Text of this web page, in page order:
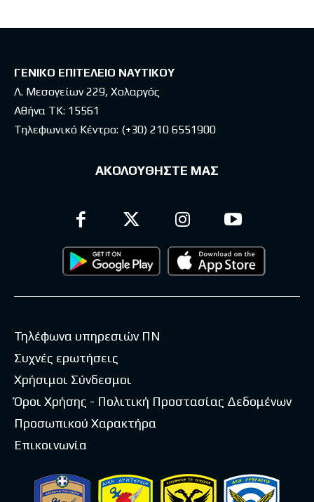
ΓΕΝΙΚΟ ΕΠΙΤΕΛΕΙΟ ΝΑΥΤΙΚΟΥ
Λ. Μεσογείων 229, Χολαργός
Αθήνα ΤΚ: 15561
Τηλεφωνικό Κέντρο: (+30) 210 6551900
ΑΚΟΛΟΥΘΗΣΤΕ ΜΑΣ
Τηλέφωνα υπηρεσιών ΠΝ
Συχνές ερωτήσεις
Χρήσιμοι Σύνδεσμοι
Όροι Χρήσης - Πολιτική Προστασίας Δεδομένων
Προσωπικού Χαρακτήρα
Επικοινωνία